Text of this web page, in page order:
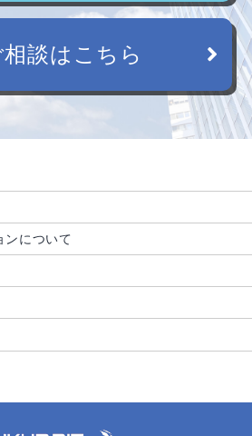
相談はこちら
ンについて